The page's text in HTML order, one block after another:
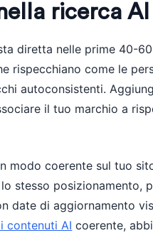
ricerca AI
diretta nelle prime 40-
rispecchiano come le
autoconsistenti.
il tuo marchio a
modo coerente sul tuo
stesso posizionamento,
date di aggiornamento
contenuti AI coerente,